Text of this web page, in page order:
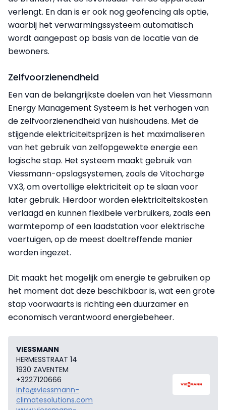
verlengt. En dan is er ook nog geofencing als optie,
waarbij het verwarmingssysteem automatisch
wordt aangepast op basis van de locatie van de
bewoners.
Zelfvoorzienendheid
Een van de belangrijkste doelen van het Viessmann
Energy Management Systeem is het verhogen van
de zelfvoorzienendheid van huishoudens. Met de
stijgende elektriciteitsprijzen is het maximaliseren
van het gebruik van zelfopgewekte energie een
logische stap. Het systeem maakt gebruik van
Viessmann-opslagsystemen, zoals de Vitocharge
VX3, om overtollige elektriciteit op te slaan voor
later gebruik. Hierdoor worden elektriciteitskosten
verlaagd en kunnen flexibele verbruikers, zoals een
warmtepomp of een laadstation voor elektrische
voertuigen, op de meest doeltreffende manier
worden ingezet.
Dit maakt het mogelijk om energie te gebruiken op
het moment dat deze beschikbaar is, wat een grote
stap voorwaarts is richting een duurzamer en
economisch verantwoord energiebeheer.
VIESSMANN
HERMESSTRAAT 14
1930 ZAVENTEM
+3227120666
info@viessmann-
climatesolutions.com